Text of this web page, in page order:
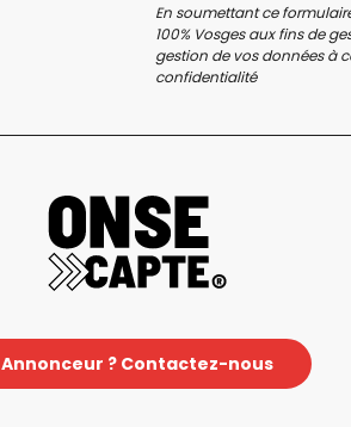
En soumettant ce
100% Vosges aux fins de
gestion de vos données à
confidentialité
Annonceur ? Contactez-nous